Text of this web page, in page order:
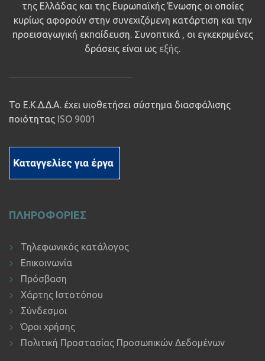
της Ελλάδας και της Ευρωπαϊκής Ένωσης οι οποίες
κυρίως αφορούν στην συνεχιζόμενη κατάρτιση και την
προεισαγωγική εκπαίδευση. Συνοπτικά , οι εγκεκριμένες
δράσεις είναι ως εξής.
Το Ε.Κ.Δ.Δ.Α. έχει υιοθετήσει σύστημα διασφάλισης
ποιότητας ISO 9001
ΠΛΗΡΟΦΟΡΙΕΣ
Τηλεφωνικός κατάλογος
Επικοινωνία
Πρόσβαση
Χάρτης Ιστοτόπου
Σύνδεσμοι
Όροι χρήσης
Πολιτική Προστασίας Προσωπικών Δεδομένων